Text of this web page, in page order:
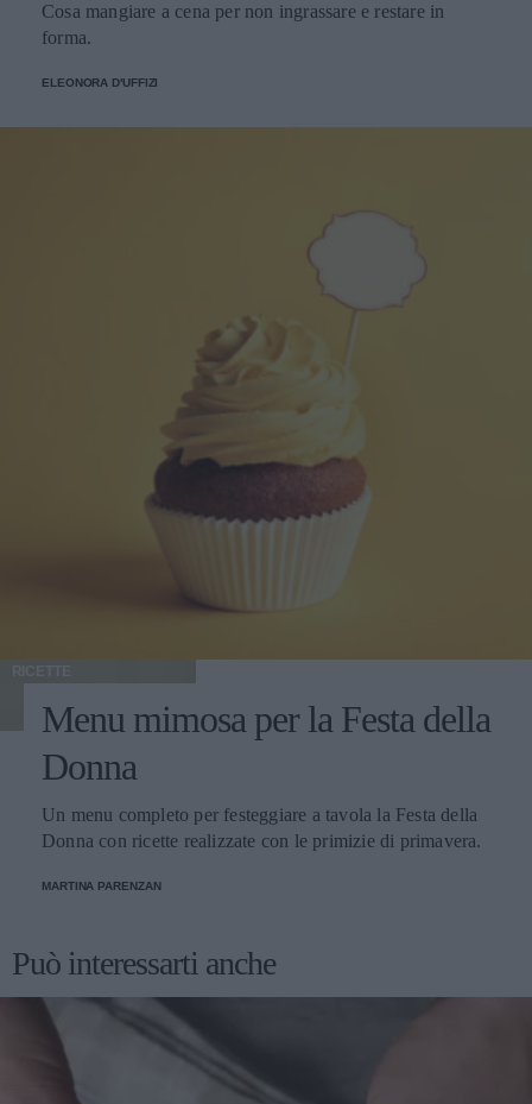
Cosa mangiare a cena per non ingrassare e restare in
forma.
ELEONORA D'UFFIZI
RICETTE
Menu mimosa per la Festa della
Donna
Un menu completo per festeggiare a tavola la Festa della
Donna con ricette realizzate con le primizie di primavera.
MARTINA PARENZAN
Può interessarti anche